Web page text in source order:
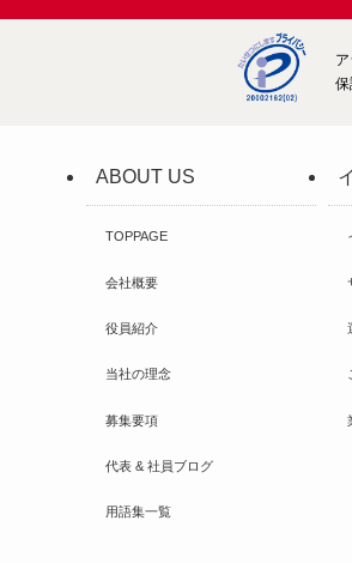
ABOUT US
TOPPAGE
会社概要
役員紹介
当社の理念
募集要項
代表 & 社員ブログ
用語集一覧